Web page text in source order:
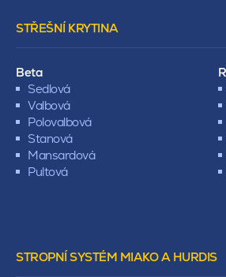
STŘEŠNÍ KRYTINA
Beta
Sedlová
Valbová
Polovalbová
Stanová
Mansardová
Pultová
STROPNÍ SYSTÉM MIAKO A HURDIS